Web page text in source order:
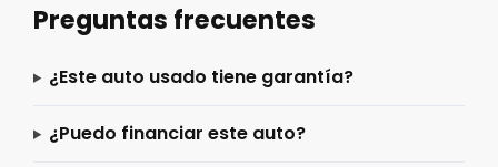
Preguntas frecuentes
¿Este auto usado tiene garantía?
¿Puedo financiar este auto?